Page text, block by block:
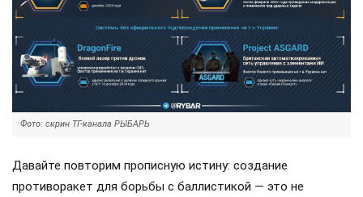
Фото: скрин ТГ-канала РЫБАРЬ
Давайте повторим прописную истину: создание
противоракет для борьбы с баллистикой — это не